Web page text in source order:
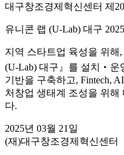
대구창조경제혁신센터 제
유니콘 랩 (U-Lab) 대구
지역 스타트업 육성을 위해
(U-Lab) 대구』를 설치‧운
기반을 구축하고, Fintech,
처창업 생태계 조성을 위해
다.
2025년 03월 21일
(재)대구창조경제혁신센터